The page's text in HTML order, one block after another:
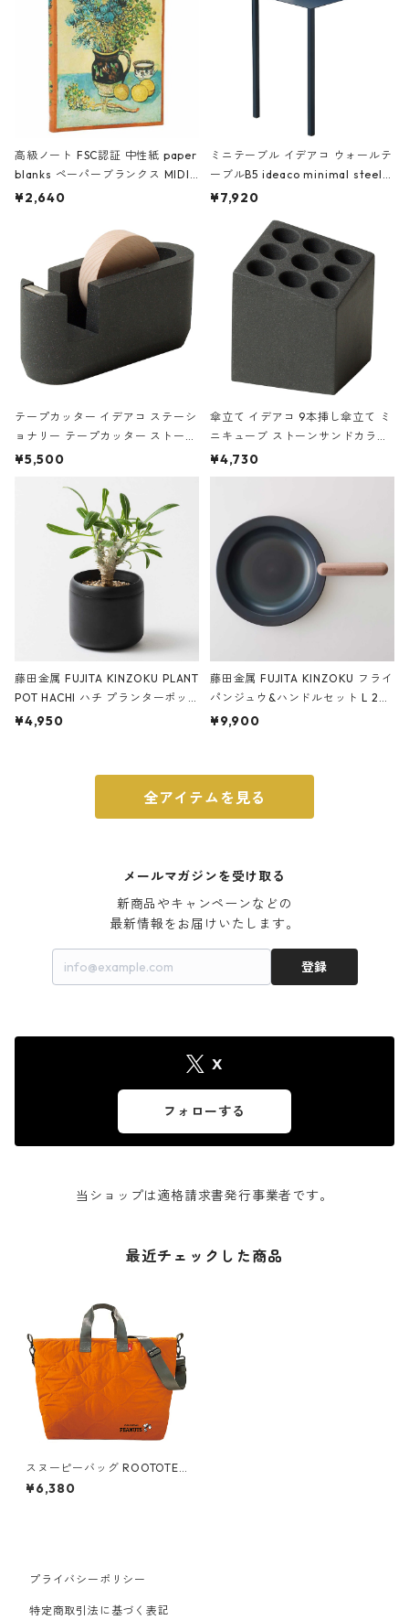
高級ノート FSC認証 中性紙 paper
blanks ペーパーブランクス MIDI
ハードカバー 罫線 ヴァン・ゴッホ
¥2,640
ミニテーブル イデアコ ウォールテ
ーブルB5 ideaco minimal steel f
urniture WALL Table B5 ネイビー
¥7,920
テープカッター イデアコ ステーシ
ョナリー テープカッター ストーン
サンドカラー 石調 ideaco Station
¥5,500
傘立て イデアコ 9本挿し傘立て ミ
ニキューブ ストーンサンドカラー
石調 ideaco Umbrella Stand CUB
E ストーンサンドブラック
¥4,730
藤田金属 FUJITA KINZOKU PLANT
POT HACHI ハチ プランターポッ
ト 3号 ブラック
¥4,950
藤田金属 FUJITA KINZOKU フライ
パンジュウ&ハンドルセット L 24c
m ガス火・IH対応 鉄フライパン
¥9,900
全アイテムを見る
メールマガジンを受け取る
新商品やキャンペーンなどの
最新情報をお届けいたします。
登録
X
フォローする
当ショップは適格請求書発行事業者です。
最近チェックした商品
スヌーピーバッグ ROOTOTE
GRANDE ルートート グラン
デ.キルト.ピーナッツ-7T オレ
¥6,380
プライバシーポリシー
特定商取引法に基づく表記